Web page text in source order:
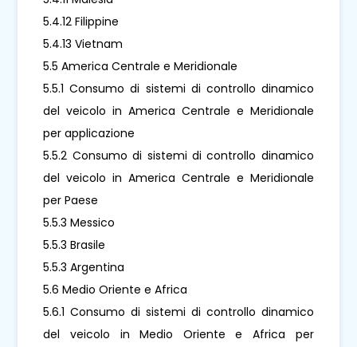
5.4.12 Filippine
5.4.13 Vietnam
5.5 America Centrale e Meridionale
5.5.1 Consumo di sistemi di controllo dinamico
del veicolo in America Centrale e Meridionale
per applicazione
5.5.2 Consumo di sistemi di controllo dinamico
del veicolo in America Centrale e Meridionale
per Paese
5.5.3 Messico
5.5.3 Brasile
5.5.3 Argentina
5.6 Medio Oriente e Africa
5.6.1 Consumo di sistemi di controllo dinamico
del veicolo in Medio Oriente e Africa per